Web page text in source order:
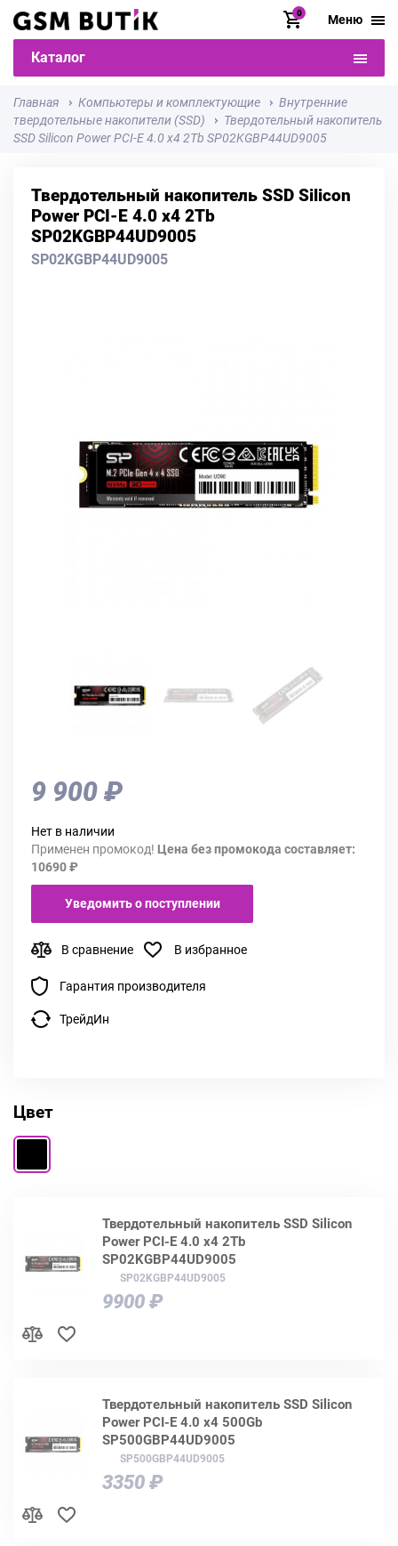
0 Меню
Каталог
Главная Компьютеры и комплектующие
Внутренние
твердотельные накопители (SSD)
Твердотельный накопитель
SSD Silicon Power PCI-E 4.0 x4 2Tb SP02KGBP44UD9005
Твердотельный накопитель SSD Silicon
Power PCI-E 4.0 x4 2Tb
SP02KGBP44UD9005
SP02KGBP44UD9005
9 900 ₽
Нет в наличии
Применен промокод! Цена без промокода составляет:
10690 ₽
Уведомить о поступлении
В сравнение В избранное
Гарантия производителя
ТрейдИн
Цвет
Твердотельный накопитель SSD Silicon
Power PCI-E 4.0 x4 2Tb
SP02KGBP44UD9005
SP02KGBP44UD9005
9900 ₽
Твердотельный накопитель SSD Silicon
Power PCI-E 4.0 x4 500Gb
SP500GBP44UD9005
SP500GBP44UD9005
3350 ₽